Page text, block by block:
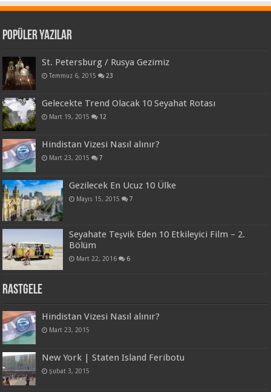
Popüler Yazılar
St. Petersburg / Rusya Gezimiz
Temmuz 6, 2015 23
Gelecekte Trend Olacak 10 Seyahat Rotası
Mart 19, 2015 12
Hindistan Vizesi Nasıl alınır?
Mart 23, 2015 7
Gezilecek En Ucuz 10 Ülke
Mayıs 15, 2015 7
Seyahate Teşvik Eden 10 Etkileyici Film – 2.
Bölüm
Mart 22, 2016 6
Rastgele
Hindistan Vizesi Nasıl alınır?
Mart 23, 2015
New York | Staten Island Feribotu
Şubat 3, 2015